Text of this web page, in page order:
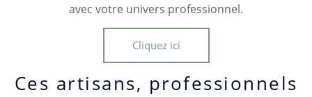
avec votre univers professionnel.
Cliquez ici
Ces artisans, professionnels